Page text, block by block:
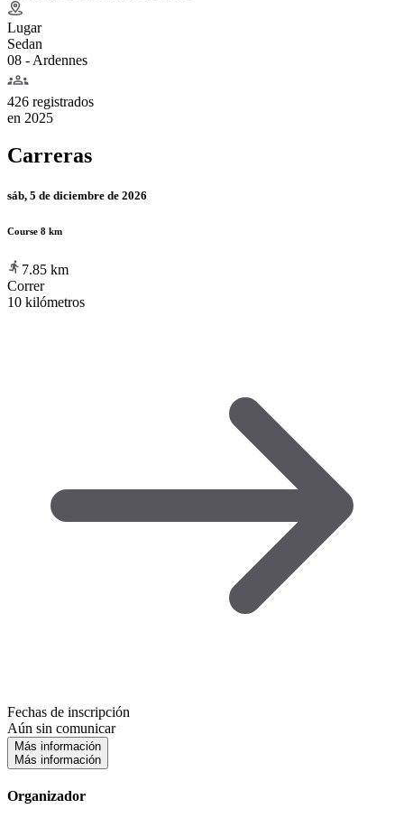
Lugar
Sedan
08 - Ardennes
426 registrados
en 2025
Carreras
sáb, 5 de diciembre de 2026
Course 8 km
7.85 km
Correr
10 kilómetros
Fechas de inscripción
Aún sin comunicar
Más información
Más información
Organizador